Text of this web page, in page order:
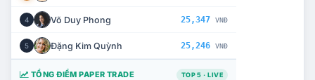
4 Võ Duy Phong 25,347 VNĐ
5 Đặng Kim Quỳnh 25,246 VNĐ
TỔNG ĐIỂM PAPER TRADE TOP 5 · LIVE